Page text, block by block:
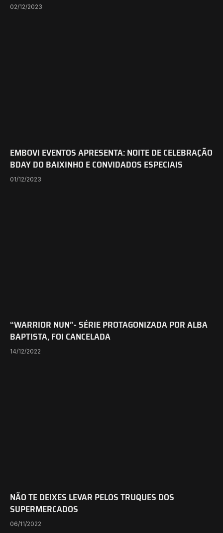
02/12/2023
EMBOVI EVENTOS APRESENTA: NOITE DE CELEBRAÇÃO
BDAY DO BAIXINHO E CONVIDADOS ESPECIAIS
01/12/2023
“WARRIOR NUN”- SÉRIE PROTAGONIZADA POR ALBA
BAPTISTA, FOI CANCELADA
14/12/2022
NÃO TE DEIXES LEVAR PELOS TRUQUES DOS
SUPERMERCADOS
06/11/2022